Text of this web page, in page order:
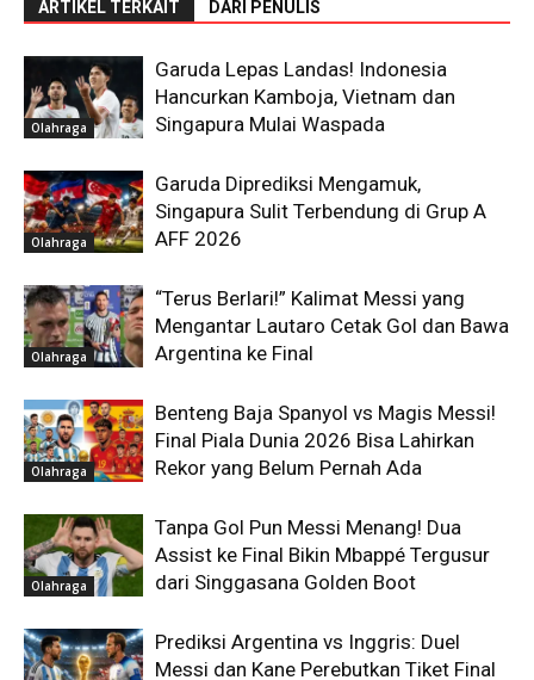
ARTIKEL TERKAIT DARI PENULIS
Olahraga
Garuda Lepas Landas! Indonesia
Hancurkan Kamboja, Vietnam dan
Singapura Mulai Waspada
Olahraga
Garuda Diprediksi Mengamuk,
Singapura Sulit Terbendung di Grup A
AFF 2026
Olahraga
“Terus Berlari!” Kalimat Messi yang
Mengantar Lautaro Cetak Gol dan Bawa
Argentina ke Final
Olahraga
Benteng Baja Spanyol vs Magis Messi!
Final Piala Dunia 2026 Bisa Lahirkan
Rekor yang Belum Pernah Ada
Olahraga
Tanpa Gol Pun Messi Menang! Dua
Assist ke Final Bikin Mbappé Tergusur
dari Singgasana Golden Boot
Prediksi Argentina vs Inggris: Duel
Messi dan Kane Perebutkan Tiket Final